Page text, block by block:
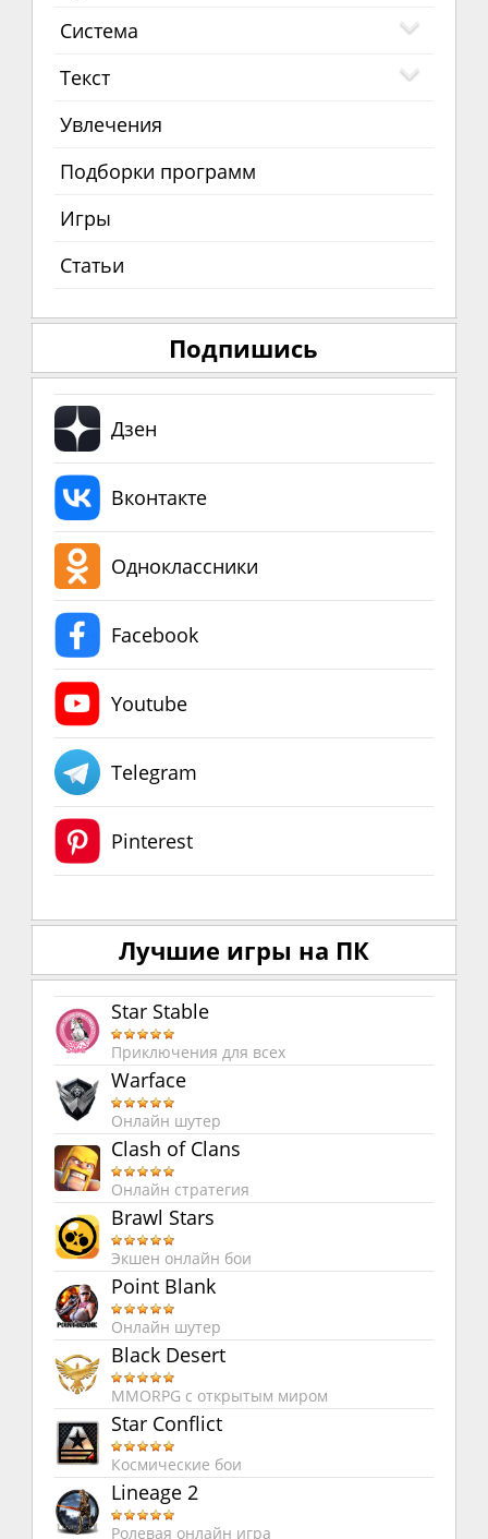
Система
Текст
Увлечения
Подборки программ
Игры
Статьи
Подпишись
Дзен
Вконтакте
Одноклассники
Facebook
Youtube
Telegram
Pinterest
Лучшие игры на ПК
Star Stable
Приключения для всех
Warface
Онлайн шутер
Clash of Clans
Онлайн стратегия
Brawl Stars
Экшен онлайн бои
Point Blank
Онлайн шутер
Black Desert
MMORPG с открытым миром
Star Conflict
Космические бои
Lineage 2
Ролевая онлайн игра